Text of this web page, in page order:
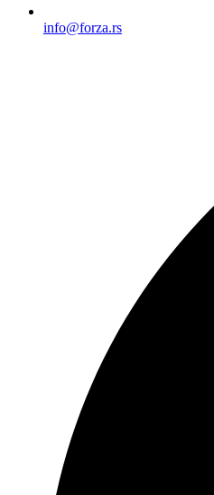
info@forza.rs